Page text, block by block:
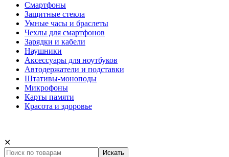
Смартфоны
Защитные стекла
Умные часы и браслеты
Чехлы для смартфонов
Зарядки и кабели
Наушники
Аксессуары для ноутбуков
Автодержатели и подставки
Штативы-моноподы
Микрофоны
Карты памяти
Красота и здоровье
✕
Искать